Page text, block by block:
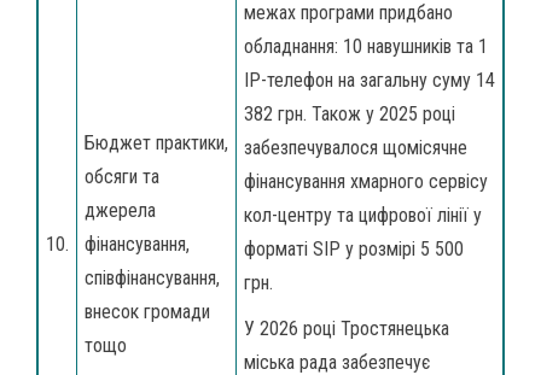
10.
Бюджет практики,
обсяги та
джерела
фінансування,
співфінансування,
внесок громади
тощо
межах програми придбано
обладнання: 10 навушників та 1
IP-телефон на загальну суму 14
382 грн. Також у 2025 році
забезпечувалося щомісячне
фінансування хмарного сервісу
кол-центру та цифрової лінії у
форматі SIP у розмірі 5 500
грн.
У 2026 році Тростянецька
міська рада забезпечує